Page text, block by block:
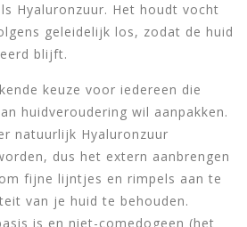
Hyaluronzuur. Het houdt vocht
geleidelijk los, zodat de huid
blijft.
keuze voor iedereen die
huidveroudering wil aanpakken.
natuurlijk Hyaluronzuur
dus het extern aanbrengen
fijne lijntjes en rimpels aan te
van je huid te behouden.
is en niet-comedogeen (het